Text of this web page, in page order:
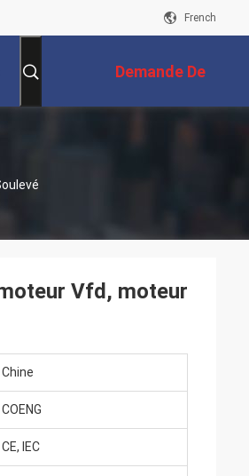
French
Demande De
Soumission
Vfd, moteur
Chine
COENG
CE, IEC